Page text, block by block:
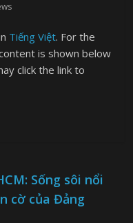
Tiếng Việt. For the
is shown below
click the link to
Sống sôi nổi
cờ của Đảng